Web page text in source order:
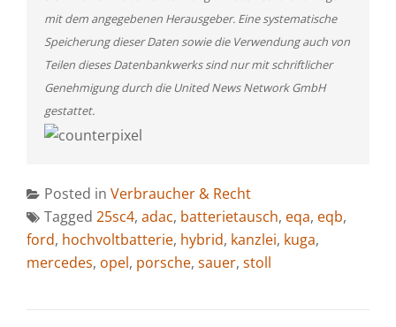
mit dem angegebenen Herausgeber. Eine systematische
Speicherung dieser Daten sowie die Verwendung auch von
Teilen dieses Datenbankwerks sind nur mit schriftlicher
Genehmigung durch die United News Network GmbH
gestattet.
Posted in Verbraucher & Recht
Tagged 25sc4, adac, batterietausch, eqa, eqb,
ford, hochvoltbatterie, hybrid, kanzlei, kuga,
mercedes, opel, porsche, sauer, stoll